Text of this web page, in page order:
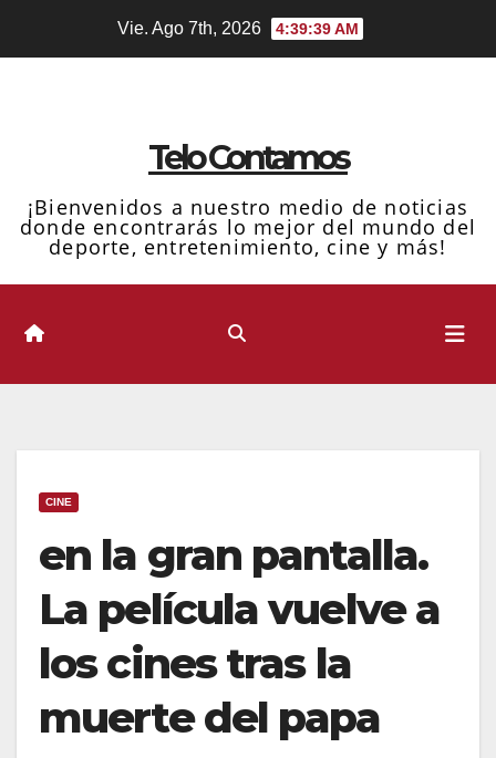
Vie. Ago 7th, 2026 4:39:40 AM
Telo Contamos
¡Bienvenidos a nuestro medio de noticias
donde encontrarás lo mejor del mundo del
deporte, entretenimiento, cine y más!
CINE
en la gran pantalla.
La película vuelve a
los cines tras la
muerte del papa